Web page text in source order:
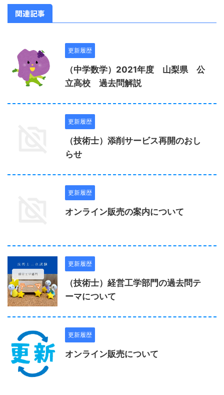
関連記事
更新履歴
（中学数学）2021年度 山梨県 公
立高校 過去問解説
更新履歴
（技術士）添削サービス再開のおし
らせ
更新履歴
オンライン販売の案内について
更新履歴
（技術士）経営工学部門の過去問テ
ーマについて
更新履歴
オンライン販売について